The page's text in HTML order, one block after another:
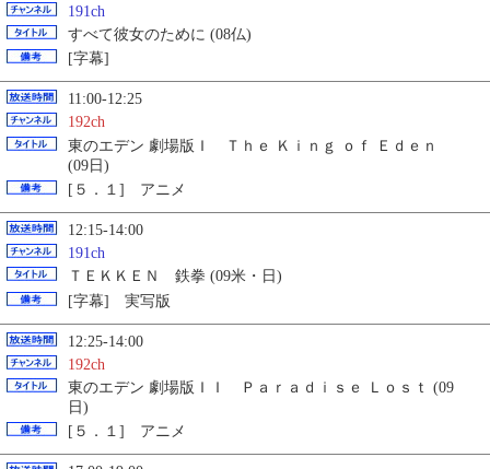
191ch
すべて彼女のために (08仏)
[字幕]
11:00-12:25
192ch
東のエデン 劇場版Ｉ Ｔｈｅ Ｋｉｎｇ ｏｆ Ｅｄｅｎ
(09日)
[５．１] アニメ
12:15-14:00
191ch
ＴＥＫＫＥＮ 鉄拳 (09米・日)
[字幕] 実写版
12:25-14:00
192ch
東のエデン 劇場版ＩＩ Ｐａｒａｄｉｓｅ Ｌｏｓｔ (09
日)
[５．１] アニメ